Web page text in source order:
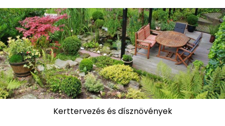
Kerttervezés és dísznövények